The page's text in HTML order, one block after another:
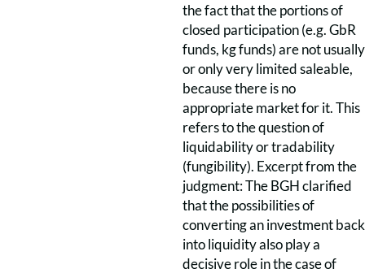
the fact that the portions of
closed participation (e.g. GbR
funds, kg funds) are not usually
or only very limited saleable,
because there is no
appropriate market for it. This
refers to the question of
liquidability or tradability
(fungibility). Excerpt from the
judgment: The BGH clarified
that the possibilities of
converting an investment back
into liquidity also play a
decisive role in the case of